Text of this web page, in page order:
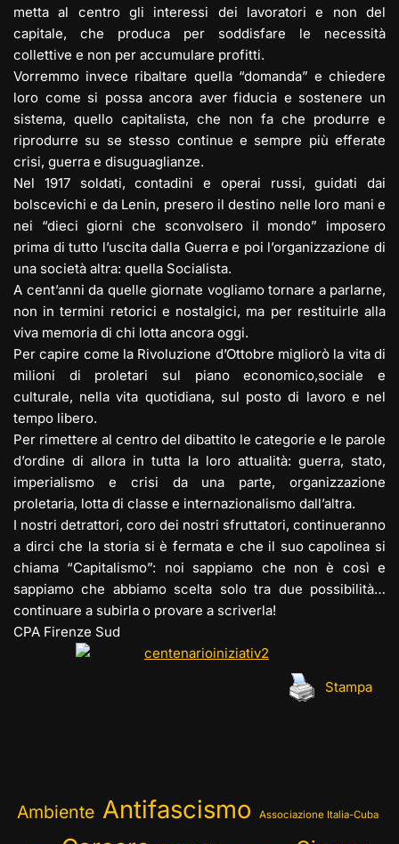
metta al centro gli interessi dei lavoratori e non del
capitale, che produca per soddisfare le necessità
collettive e non per accumulare profitti.
Vorremmo invece ribaltare quella “domanda” e chiedere
loro come si possa ancora aver fiducia e sostenere un
sistema, quello capitalista, che non fa che produrre e
riprodurre su se stesso continue e sempre più efferate
crisi, guerra e disuguaglianze.
Nel 1917 soldati, contadini e operai russi, guidati dai
bolscevichi e da Lenin, presero il destino nelle loro mani e
nei “dieci giorni che sconvolsero il mondo” imposero
prima di tutto l’uscita dalla Guerra e poi l’organizzazione di
una società altra: quella Socialista.
A cent’anni da quelle giornate vogliamo tornare a parlarne,
non in termini retorici e nostalgici, ma per restituirle alla
viva memoria di chi lotta ancora oggi.
Per capire come la Rivoluzione d’Ottobre migliorò la vita di
milioni di proletari sul piano economico,sociale e
culturale, nella vita quotidiana, sul posto di lavoro e nel
tempo libero.
Per rimettere al centro del dibattito le categorie e le parole
d’ordine di allora in tutta la loro attualità: guerra, stato,
imperialismo e crisi da una parte, organizzazione
proletaria, lotta di classe e internazionalismo dall’altra.
I nostri detrattori, coro dei nostri sfruttatori, continueranno
a dirci che la storia si è fermata e che il suo capolinea si
chiama “Capitalismo”: noi sappiamo che non è così e
sappiamo che abbiamo scelta solo tra due possibilità…
continuare a subirla o provare a scriverla!
CPA Firenze Sud
Stampa
Ambiente Antifascismo Associazione Italia-Cuba